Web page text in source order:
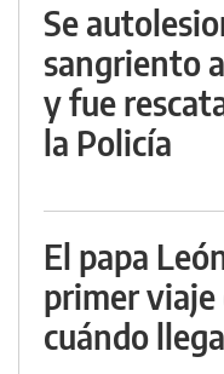
Se
sangriento
y fue
la Policía
El papa
primer
cuándo